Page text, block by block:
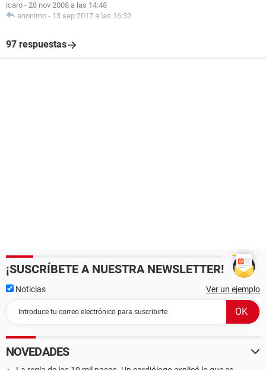
icaro - 28 nov 2008 a las 14:48
anonimo - 13 sep 2017 a las 16:32
97 respuestas
¡SUSCRÍBETE A NUESTRA NEWSLETTER!
Noticias Ver un ejemplo
NOVEDADES